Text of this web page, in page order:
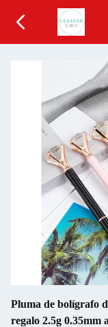
Pluma de bolígrafo
regalo 2.5g 0.35mm